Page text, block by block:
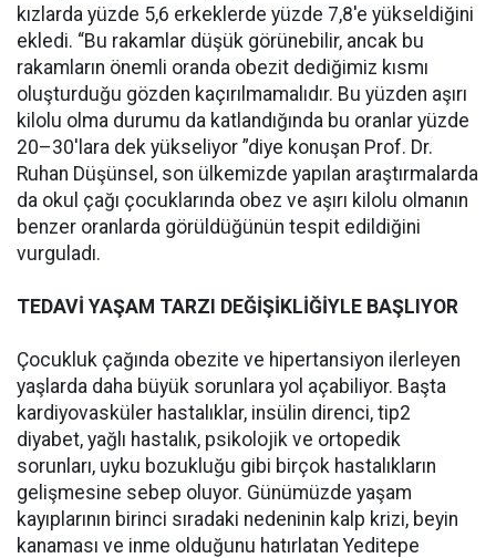
kızlarda yüzde 5,6 erkeklerde yüzde 7,8'e yükseldiğini
ekledi. “Bu rakamlar düşük görünebilir, ancak bu
rakamların önemli oranda obezit dediğimiz kısmı
oluşturduğu gözden kaçırılmamalıdır. Bu yüzden aşırı
kilolu olma durumu da katlandığında bu oranlar yüzde
20–30'lara dek yükseliyor ”diye konuşan Prof. Dr.
Ruhan Düşünsel, son ülkemizde yapılan araştırmalarda
da okul çağı çocuklarında obez ve aşırı kilolu olmanın
benzer oranlarda görüldüğünün tespit edildiğini
vurguladı.
TEDAVİ YAŞAM TARZI DEĞİŞİKLİĞİYLE BAŞLIYOR
Çocukluk çağında obezite ve hipertansiyon ilerleyen
yaşlarda daha büyük sorunlara yol açabiliyor. Başta
kardiyovasküler hastalıklar, insülin direnci, tip2
diyabet, yağlı hastalık, psikolojik ve ortopedik
sorunları, uyku bozukluğu gibi birçok hastalıkların
gelişmesine sebep oluyor. Günümüzde yaşam
kayıplarının birinci sıradaki nedeninin kalp krizi, beyin
kanaması ve inme olduğunu hatırlatan Yeditepe